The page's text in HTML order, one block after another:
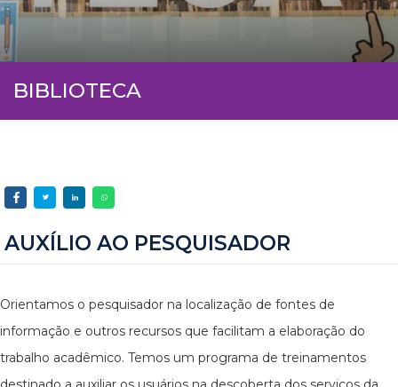
BIBLIOTECA
AUXÍLIO AO PESQUISADOR
Orientamos o pesquisador na localização de fontes de
informação e outros recursos que facilitam a elaboração do
trabalho acadêmico. Temos um programa de treinamentos